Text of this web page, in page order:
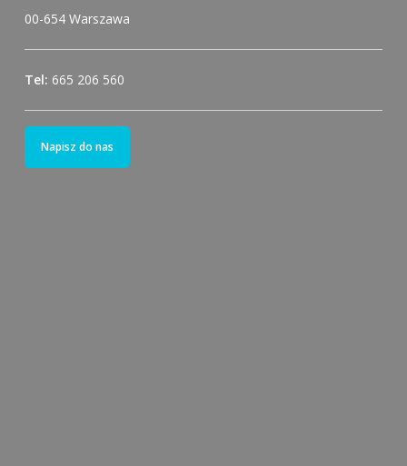
00-654 Warszawa
Tel: 665 206 560
Napisz do nas